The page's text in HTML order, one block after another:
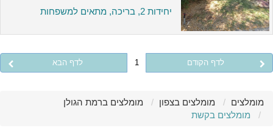
יחידות 2, בריכה, מתאים למשפחות
לדף הקודם 1 לדף הבא
מומלצים מומלצים בצפון
מומלצים ברמת הגולן
מומלצים בקשת